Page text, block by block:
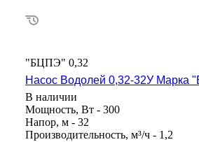
"БЦПЭ" 0,32
Насос Водолей 0,32-32У Марка
В наличии
Мощность, Вт - 300
Напор, м - 32
Производительность, м³/ч - 1,2